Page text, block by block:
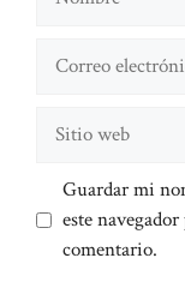
Guardar mi
este
comentario.